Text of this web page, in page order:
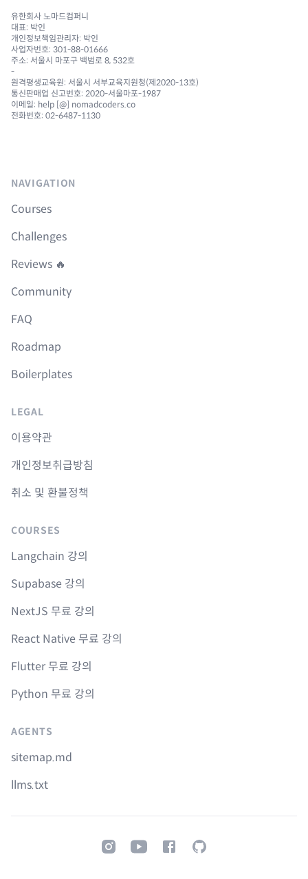
유한회사 노마드컴퍼니
대표: 박인
개인정보책임관리자: 박인
사업자번호: 301-88-01666
주소: 서울시 마포구 백범로 8, 532호
-
원격평생교육원: 서울시 서부교육지원청(제2020-13호)
통신판매업 신고번호: 2020-서울마포-1987
이메일: help [@] nomadcoders.co
전화번호: 02-6487-1130
NAVIGATION
Courses
Challenges
Reviews 🔥
Community
FAQ
Roadmap
Boilerplates
LEGAL
이용약관
개인정보취급방침
취소 및 환불정책
COURSES
Langchain 강의
Supabase 강의
NextJS 무료 강의
React Native 무료 강의
Flutter 무료 강의
Python 무료 강의
AGENTS
sitemap.md
llms.txt
InstagramYoutubeFacebookGitHub